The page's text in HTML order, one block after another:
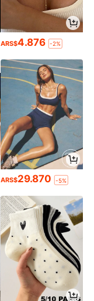
ARS$4.876 -2%
ARS$29.870 -5%